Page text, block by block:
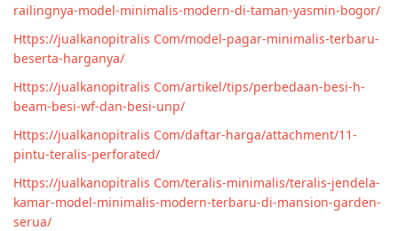
railingnya-model-minimalis-modern-di-taman-yasmin-bogor/
Https://jualkanopitralis Com/model-pagar-minimalis-terbaru-
beserta-harganya/
Https://jualkanopitralis Com/artikel/tips/perbedaan-besi-h-
beam-besi-wf-dan-besi-unp/
Https://jualkanopitralis Com/daftar-harga/attachment/11-
pintu-teralis-perforated/
Https://jualkanopitralis Com/teralis-minimalis/teralis-jendela-
kamar-model-minimalis-modern-terbaru-di-mansion-garden-
serua/